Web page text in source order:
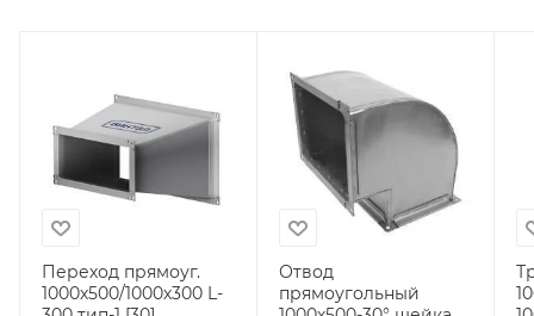
Переход прямоуг.
1000х500/1000х300 L-
Отвод
прямоугольный